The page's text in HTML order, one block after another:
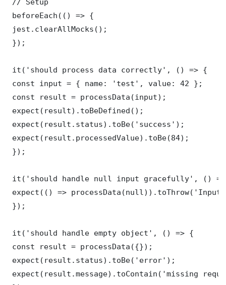
// Setup
beforeEach(() => {
jest.clearAllMocks();
});
it('should process data correctly', () => {
const input = { name: 'test', value: 42 };
const result = processData(input);
expect(result).toBeDefined();
expect(result.status).toBe('success');
expect(result.processedValue).toBe(84);
});
it('should handle null input gracefully', ()
expect(() =>
});
it('should handle empty object', () => {
const result = processData({});
expect(result.status).toBe('error');
expect(result.message).toContain('missing